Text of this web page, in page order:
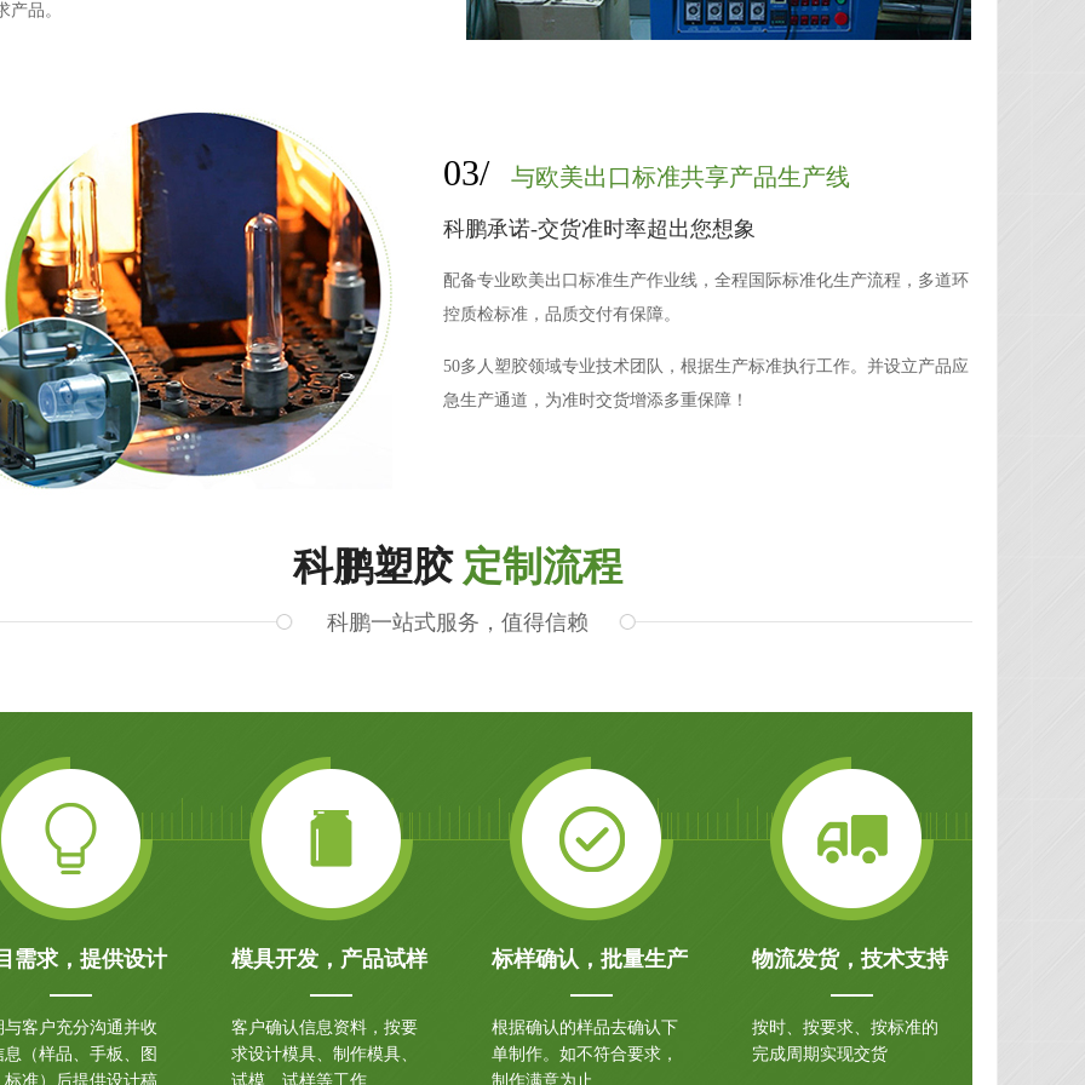
产品。
03/ 与欧美出口标准共享产品生产线
科鹏承诺-交货准时率超出您想象
配备专业欧美出口标准生产作业线，全程国际标准化生产流程，多道环
控质检标准，品质交付有保障。
50多人塑胶领域专业技术团队，根据生产标准执行工作。并设立产品应
急生产通道，为准时交货增添多重保障！
科鹏塑胶 定制流程
科鹏一站式服务，值得信赖
需求，提供设计
与客户充分沟通并收
息（样品、手板、图
标准）后提供设计稿
模具开发，产品试样
客户确认信息资料，按要
求设计模具、制作模具、
试模、试样等工作
标样确认，批量生产
根据确认的样品去确认下
单制作。如不符合要求，
制作满意为止
物流发货，技术支持
按时、按要求、按标准的
完成周期实现交货